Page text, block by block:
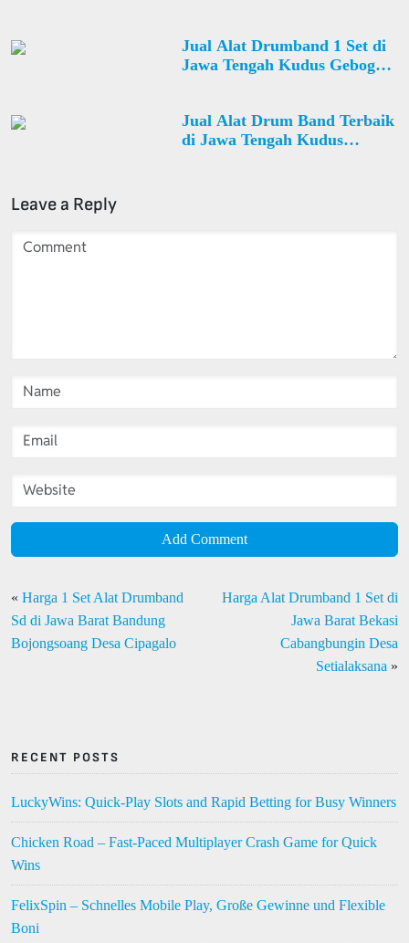
Jual Alat Drumband 1 Set di
Jawa Tengah Kudus Gebog
Jual Alat Drum Band Terbaik
di Jawa Tengah Kudus
Leave a Reply
Add Comment
« Harga 1 Set Alat Drumband
Sd di Jawa Barat Bandung
Bojongsoang Desa Cipagalo
Harga Alat Drumband 1 Set di
Jawa Barat Bekasi
Cabangbungin Desa
Setialaksana »
RECENT POSTS
LuckyWins: Quick‑Play Slots and Rapid Betting for Busy Winners
Chicken Road – Fast‑Paced Multiplayer Crash Game for Quick
Wins
FelixSpin – Schnelles Mobile Play, Große Gewinne und Flexible
Boni